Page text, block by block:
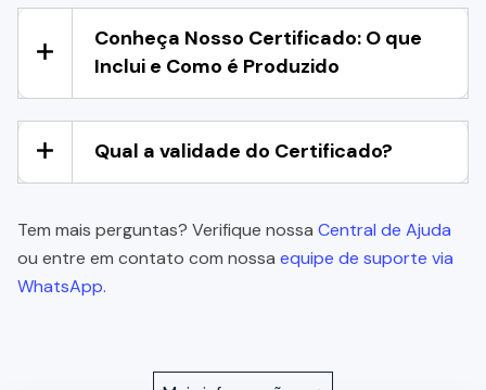
Conheça Nosso Certificado: O que
Inclui e Como é Produzido
Qual a validade do Certificado?
Tem mais perguntas? Verifique nossa Central de Ajuda
ou entre em contato com nossa equipe de suporte via
WhatsApp.